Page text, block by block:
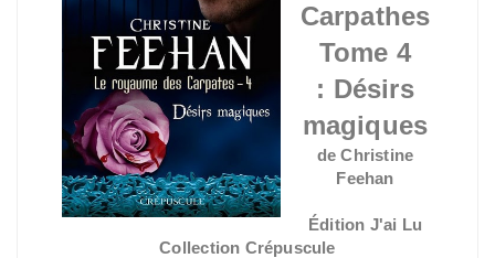
Carpathes
Tome 4
: Désirs
magiques
de Christine
Feehan
Édition J'ai Lu
Collection Crépuscule